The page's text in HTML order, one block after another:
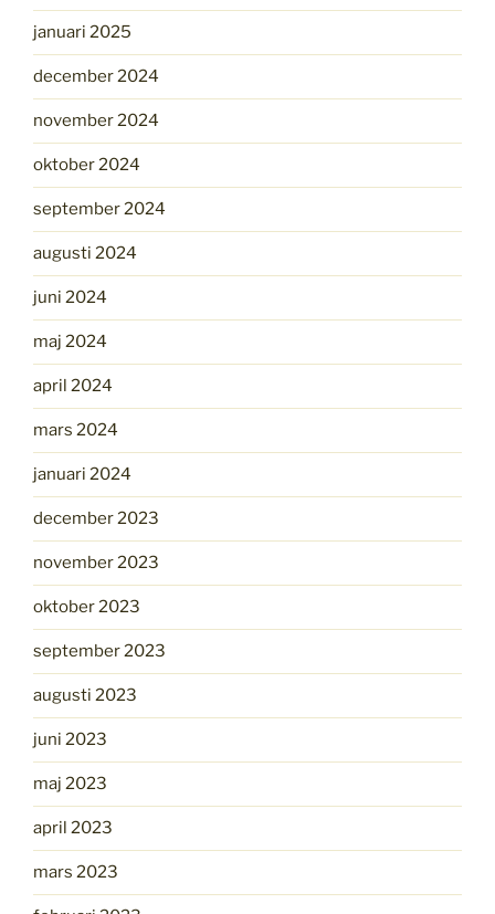
januari 2025
december 2024
november 2024
oktober 2024
september 2024
augusti 2024
juni 2024
maj 2024
april 2024
mars 2024
januari 2024
december 2023
november 2023
oktober 2023
september 2023
augusti 2023
juni 2023
maj 2023
april 2023
mars 2023